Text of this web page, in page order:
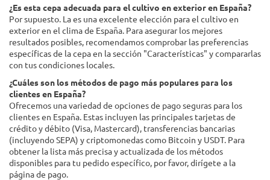
¿Es esta cepa adecuada para el cultivo en exterior en España?
Por supuesto. La es una excelente elección para el cultivo en
exterior en el clima de España. Para asegurar los mejores
resultados posibles, recomendamos comprobar las preferencias
específicas de la cepa en la sección "Características" y compararlas
con tus condiciones locales.
¿Cuáles son los métodos de pago más populares para los
clientes en España?
Ofrecemos una variedad de opciones de pago seguras para los
clientes en España. Estas incluyen las principales tarjetas de
crédito y débito (Visa, Mastercard), transferencias bancarias
(incluyendo SEPA) y criptomonedas como Bitcoin y USDT. Para
obtener la lista más precisa y actualizada de los métodos
disponibles para tu pedido específico, por favor, dirígete a la
página de pago.